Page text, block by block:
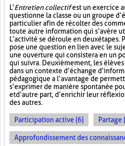
L’Entretien collectifest un exercice
questionne la classe ou un groupe
particulier afin de récolter des
toute autre information qui s’avère
L’activité se déroule en deux
pose une question en lien avec le
une ouverture qui consistera en un
qui suivra. Deuxièmement, les
dans un contexte d’échange
pédagogique a l’avantage de
s’exprimer de manière spontanée
et d’autre part, d’enrichir leur
des autres.
Participation active (6) Partage
Approfondissement des